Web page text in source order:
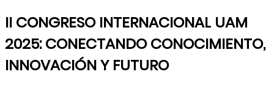
II CONGRESO INTERNACIONAL UAM
2025: CONECTANDO CONOCIMIENTO,
INNOVACIÓN Y FUTURO